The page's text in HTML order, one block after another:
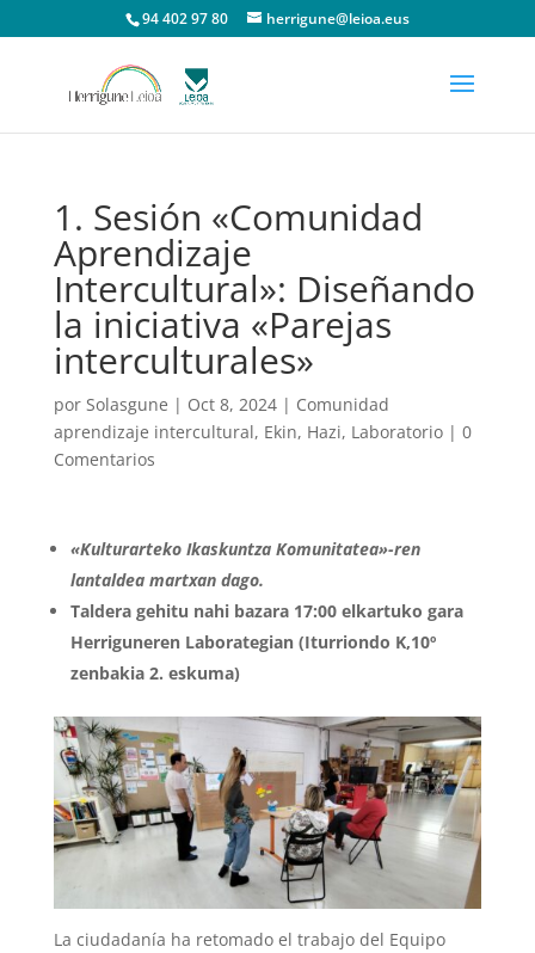
94 402 97 80 herrigune@leioa.eus
1. Sesión «Comunidad
Aprendizaje
Intercultural»: Diseñando
la iniciativa «Parejas
interculturales»
por Solasgune | Oct 8, 2024| Comunidad
aprendizaje intercultural, Ekin, Hazi, Laboratorio| 0
Comentarios
«Kulturarteko Ikaskuntza Komunitatea»-ren
lantaldea martxan dago.
Taldera gehitu nahi bazara 17:00 elkartuko gara
Herriguneren Laborategian (Iturriondo K,10º
zenbakia 2. eskuma)
La ciudadanía ha retomado el trabajo del Equipo